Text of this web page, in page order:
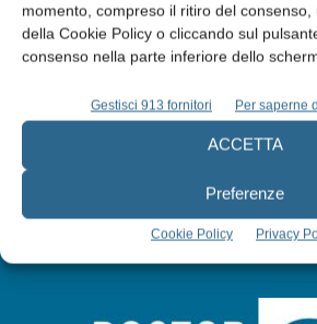
momento, compreso il ritiro del
della Cookie Policy o cliccando sul
consenso nella parte inferiore dello
Gestisci 913 fornitori Per saperne
ACCETTA
Preferenze
Cookie Policy Privacy
Abbonati
Iscriviti alla newsletter